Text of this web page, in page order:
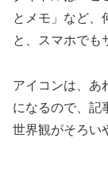
とメモ」など、
と、スマホでも
アイコンは、あ
になるので、記
世界観がそろい